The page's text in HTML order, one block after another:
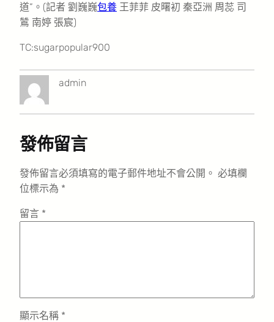
道”。(記者 劉巍巍包養 王菲菲 皮曙初 秦亞洲 周蕊 司
鷥 南婷 張宸)
TC:sugarpopular900
admin
發佈留言
發佈留言必須填寫的電子郵件地址不會公開。 必填欄
位標示為 *
留言 *
顯示名稱 *